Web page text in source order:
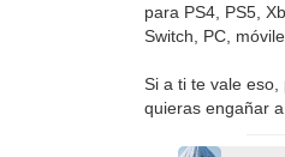
para PS4, PS5,
Switch, PC,
Si a ti te vale
quieras engañar